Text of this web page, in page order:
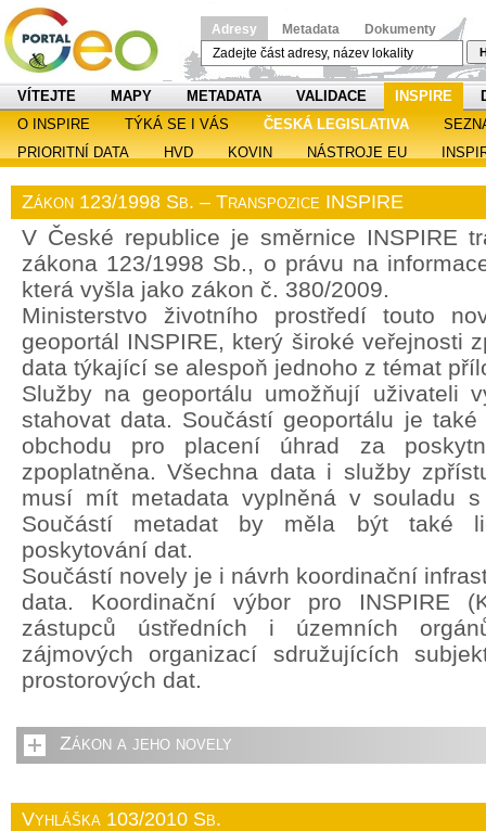
Adresy Metadata Dokumenty
VÍTEJTE MAPY METADATA VALIDACE INSPIRE
O INSPIRE
TÝKÁ SE I VÁS ČESKÁ LEGISLATIVA
PRIORITNÍ DATA
HVD KOVIN NÁSTROJE EU
Zákon 123/1998 Sb. – Transpozice INSPIRE
V České republice je směrnice INSPIRE
zákona 123/1998 Sb., o právu na
která vyšla jako zákon č. 380/2009.
Ministerstvo životního prostředí touto
geoportál INSPIRE, který široké veřejnosti
data týkající se alespoň jednoho z témat
Služby na geoportálu umožňují uživateli
stahovat data. Součástí geoportálu je také
obchodu pro placení úhrad za
zpoplatněna. Všechna data i služby
musí mít metadata vyplněná v souladu s
Součástí metadat by měla být také
poskytování dat.
Součástí novely je i návrh koordinační
data. Koordinační výbor pro INSPIRE
zástupců ústředních i územních
zájmových organizací sdružujících
prostorových dat.
Zákon a jeho novely
Vyhláška 103/2010 Sb.